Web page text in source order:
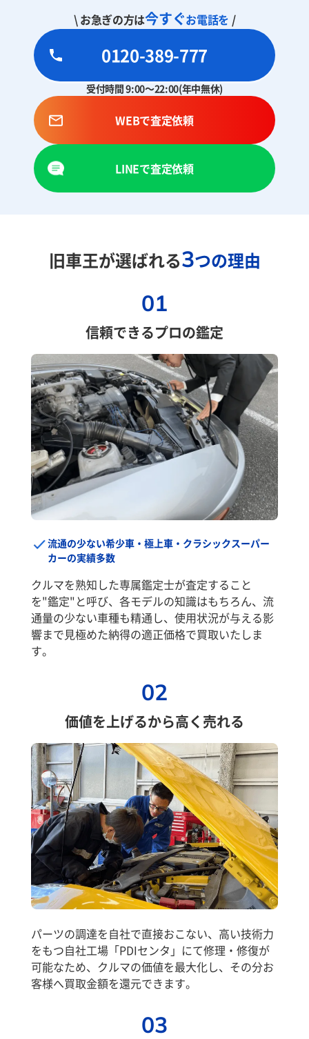
\ お急ぎの方は今すぐお電話を /
0120-389-777
受付時間 9:00～22:00(年中無休)
WEBで査定依頼
LINEで査定依頼
旧車王が選ばれる3つの理由
01
信頼できるプロの鑑定
流通の少ない希少車・極上車・クラシックスーパー
カーの実績多数
クルマを熟知した専属鑑定士が査定すること
を"鑑定"と呼び、各モデルの知識はもちろん、流
通量の少ない車種も精通し、使用状況が与える影
響まで見極めた納得の適正価格で買取いたしま
す。
02
価値を上げるから高く売れる
パーツの調達を自社で直接おこない、高い技術力
をもつ自社工場「PDIセンタ」にて修理・修復が
可能なため、クルマの価値を最大化し、その分お
客様へ買取金額を還元できます。
03